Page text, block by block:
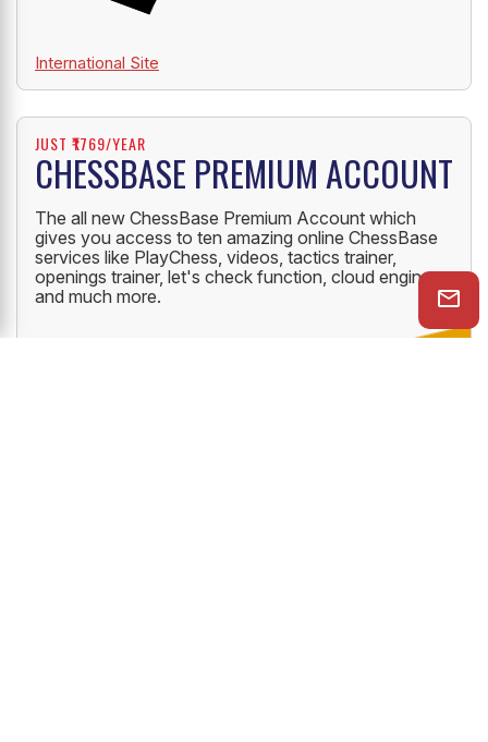
International Site
JUST ₹1769/YEAR
CHESSBASE PREMIUM ACCOUNT
The all new ChessBase Premium Account which
gives you access to ten amazing online ChessBase
services like PlayChess, videos, tactics trainer,
openings trainer, let's check function, cloud engine
and much more.